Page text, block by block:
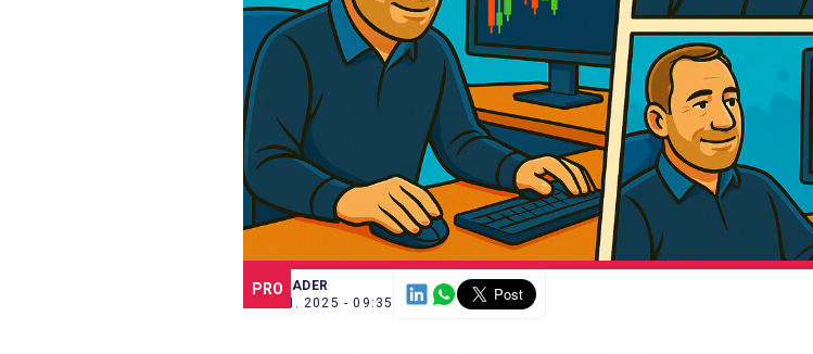
PRO
SCE TRADER
13 JUN. 2025 - 09:35